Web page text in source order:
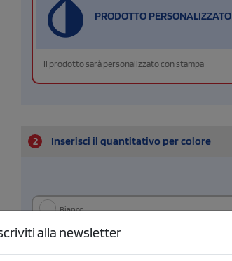
PRODOTTO PERSONALIZZATO
Il prodotto sarà personalizzato con stampa
2 Inserisci il quantitativo per colore
Bianco
Blu
alla newsletter